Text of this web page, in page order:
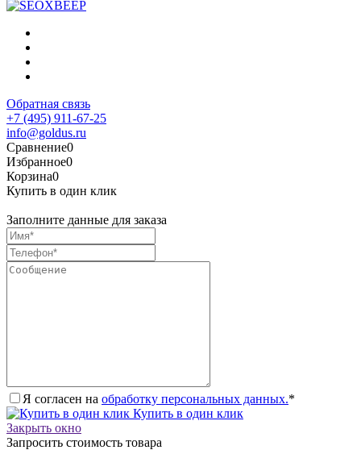
Обратная связь
+7 (495) 911-67-25
info@goldus.ru
Сравнение0
Избранное0
Корзина0
Купить в один клик
Заполните данные для заказа
Я согласен на обработку персональных данных.*
Купить в один клик
Закрыть окно
Запросить стоимость товара